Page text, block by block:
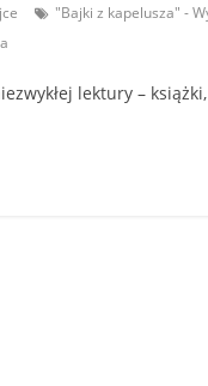
"Bajki z kapelusza" -
lektury –